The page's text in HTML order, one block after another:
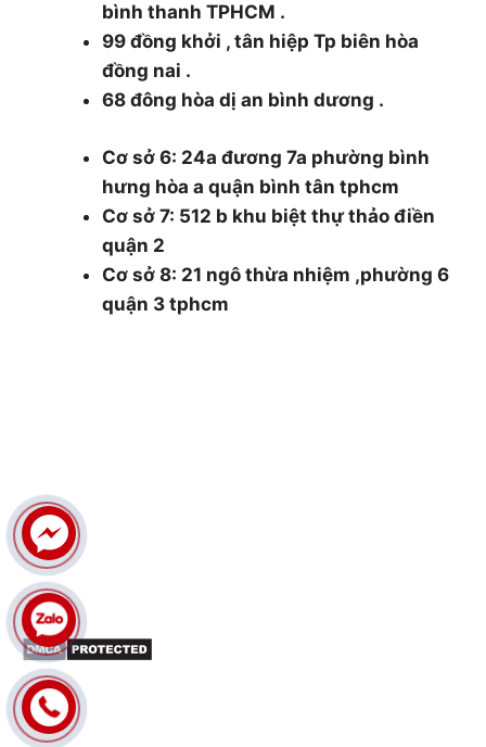
bình thanh TPHCM .
99 đồng khởi , tân hiệp Tp biên hòa
đồng nai .
68 đông hòa dị an bình dương .
Cơ sở 6: 24a đương 7a phường bình
hưng hòa a quận bình tân tphcm
Cơ sở 7: 512 b khu biệt thự thảo điền
quận 2
Cơ sở 8: 21 ngô thừa nhiệm ,phường 6
quận 3 tphcm
Dịch vụ cắt cây
Dịch vụ cắt tỉa cây xanh
Đốn hạ cây xanh
Tin tức
LIÊN KẾT FANPAGE